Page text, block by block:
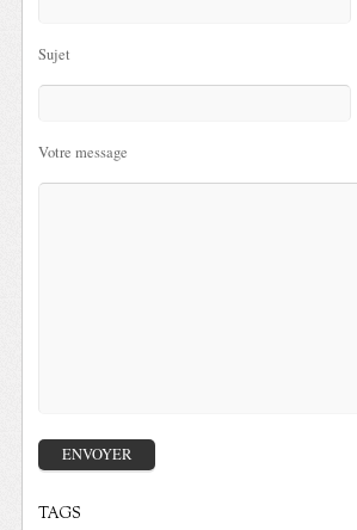
Sujet
Votre message
TAGS